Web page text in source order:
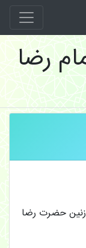
رضا
حضرت رضا